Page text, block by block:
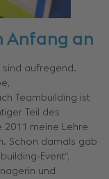
Anfang an
sind aufregend.
Teambuilding ist
Teil des
2011 meine Lehre
Schon damals gab
Event“,
und